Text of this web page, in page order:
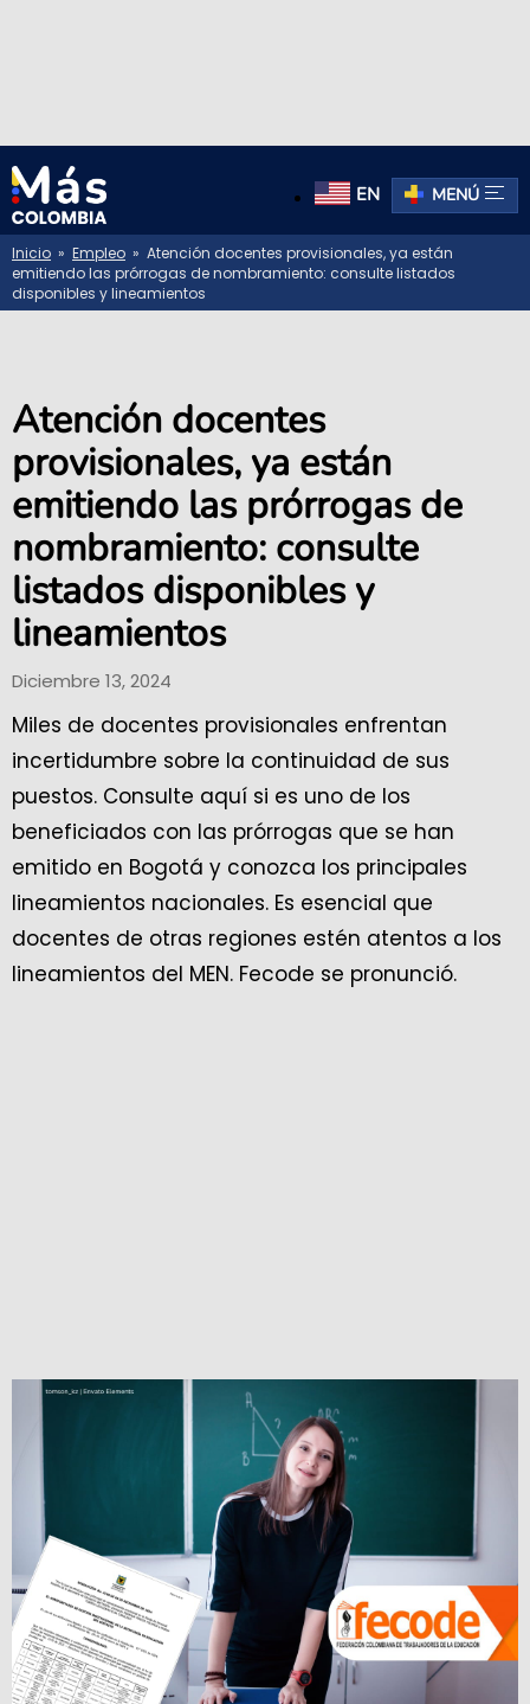
EN MENÚ
Inicio » Empleo » Atención docentes provisionales, ya están
emitiendo las prórrogas de nombramiento: consulte listados
disponibles y lineamientos
Atención docentes
provisionales, ya están
emitiendo las prórrogas de
nombramiento: consulte
listados disponibles y
lineamientos
Diciembre 13, 2024
Miles de docentes provisionales enfrentan
incertidumbre sobre la continuidad de sus
puestos. Consulte aquí si es uno de los
beneficiados con las prórrogas que se han
emitido en Bogotá y conozca los principales
lineamientos nacionales. Es esencial que
docentes de otras regiones estén atentos a los
lineamientos del MEN. Fecode se pronunció.